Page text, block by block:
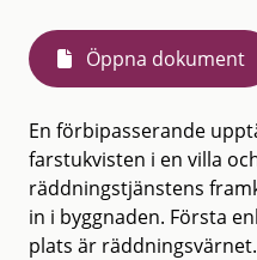
Öppna dokument
En förbipasserande
farstukvisten i en villa
räddningstjänstens
in i byggnaden. Första
plats är